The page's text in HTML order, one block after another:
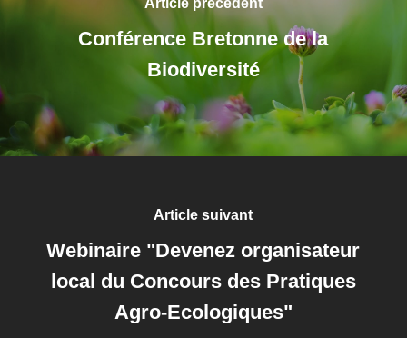
Article précédent
Conférence Bretonne de la
Biodiversité
Article suivant
Webinaire "Devenez organisateur
local du Concours des Pratiques
Agro-Ecologiques"